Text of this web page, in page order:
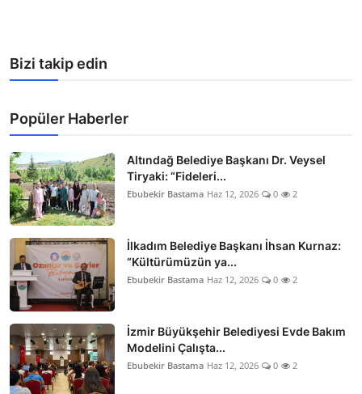
Bizi takip edin
Popüler Haberler
Altındağ Belediye Başkanı Dr. Veysel
Tiryaki: “Fideleri...
Ebubekir Bastama Haz 12, 2026 0 2
İlkadım Belediye Başkanı İhsan Kurnaz:
“Kültürümüzün ya...
Ebubekir Bastama Haz 12, 2026 0 2
İzmir Büyükşehir Belediyesi Evde Bakım
Modelini Çalışta...
Ebubekir Bastama Haz 12, 2026 0 2